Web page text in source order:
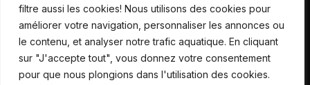
filtre aussi les cookies! Nous utilisons des cookies pour
améliorer votre navigation, personnaliser les annonces ou
le contenu, et analyser notre trafic aquatique. En cliquant
sur "J'accepte tout", vous donnez votre consentement
pour que nous plongions dans l'utilisation des cookies.
Nos dernières parutions
Abonnement magazine
Inscription newsletter